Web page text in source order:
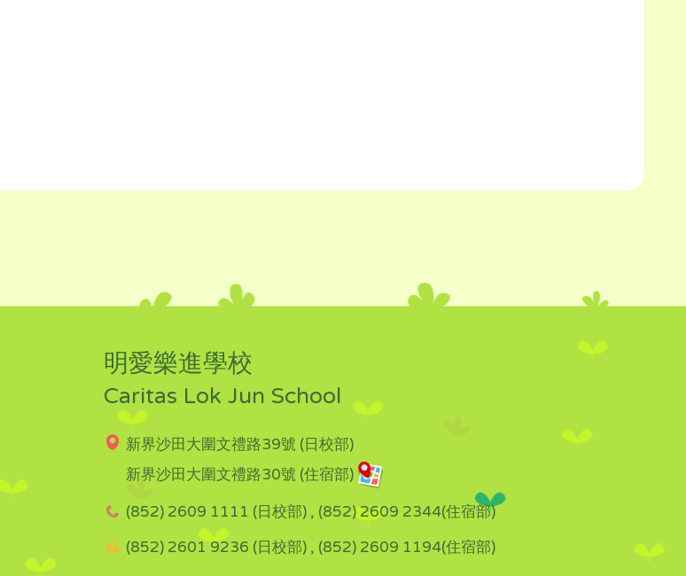
明愛樂進學校
Caritas Lok Jun School
新界沙田大圍文禮路39號 (日校部)
新界沙田大圍文禮路30號 (住宿部)
(852) 2609 1111 (日校部) , (852) 2609 2344(住宿部)
(852) 2601 9236 (日校部) , (852) 2609 1194(住宿部)